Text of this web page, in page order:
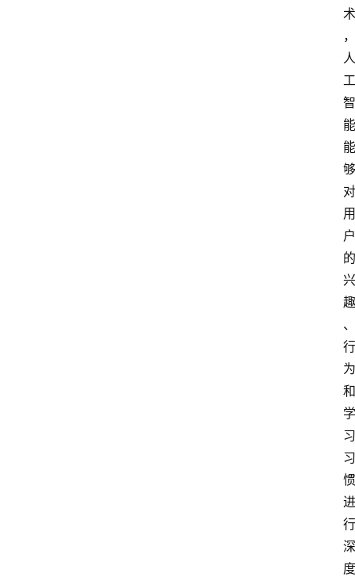
术
，
人
工
智
能
能
够
对
用
户
的
兴
趣
、
行
为
和
学
习
习
惯
进
行
深
度